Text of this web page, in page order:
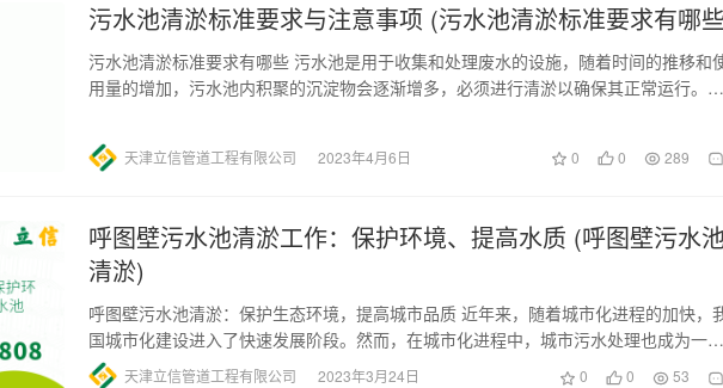
污水池清淤标准要求与注意事项 (污水池清淤标准要求有哪
污水池清淤标准要求有哪些 污水池是用于收集和处理废水的设施，随着时间的推移和
用量的增加，污水池内积聚的沉淀物会逐渐增多，必须进行清淤以确保其正常运行。然
天津立信管道工程有限公司 2023年4月6日 0 0 289
呼图壁污水池清淤工作：保护环境、提高水质 (呼图壁污水
清淤)
呼图壁污水池清淤：保护生态环境，提高城市品质 近年来，随着城市化进程的加快，
国城市化建设进入了快速发展阶段。然而，在城市化进程中，城市污水处理也成为一个
重要课题。因此，呼图壁污水…
天津立信管道工程有限公司 2023年3月24日 0 0 53